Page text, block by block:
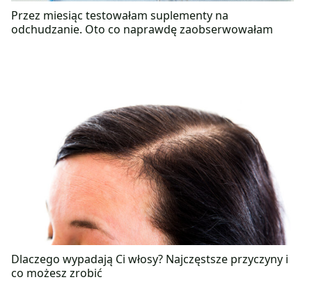
Przez miesiąc testowałam suplementy na
odchudzanie. Oto co naprawdę zaobserwowałam
Dlaczego wypadają Ci włosy? Najczęstsze przyczyny i
co możesz zrobić